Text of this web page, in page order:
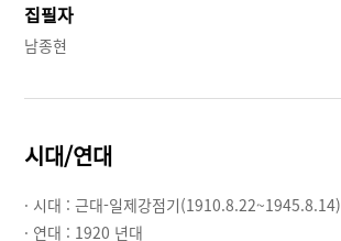
집필자
남종현
시대/연대
· 시대 :근대-일제강점기(1910.8.22~1945.8.14)
· 연대 : 1920 년대